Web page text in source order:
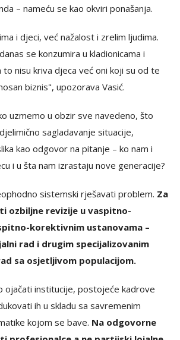
– nameću se kao okviri ponašanja.
i djeci, već nažalost i zrelim ljudima.
se konzumira u kladionicama i
to nisu kriva djeca već oni koji su od te
biznis", upozorava Vasić.
uzmemo u obzir sve navedeno, što
sagladavanje situacije,
kao odgovor na pitanje – ko nam i
i u šta nam izrastaju nove generacije?
sistemski rješavati problem. Za
ozbiljne revizije u vaspitno-
korektivnim ustanovama –
rad i drugim specijalizovanim
sa osjetljivom populacijom.
ojačati institucije, postojeće kadrove
ih u skladu sa savremenim
kojom se bave. Na odgovorne